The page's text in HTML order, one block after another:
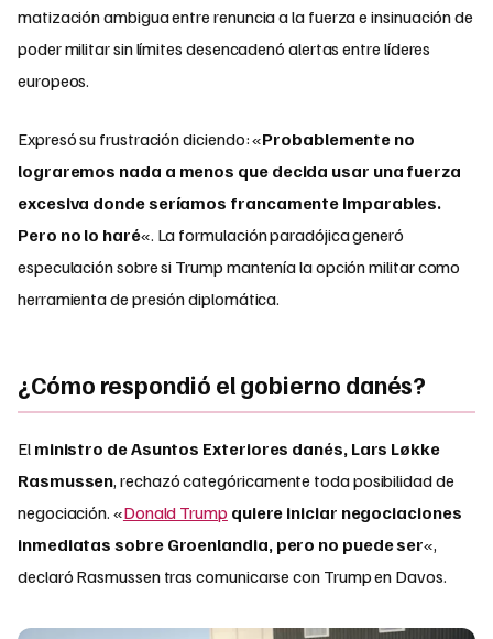
matización ambigua entre renuncia a la fuerza e insinuación de
poder militar sin límites desencadenó alertas entre líderes
europeos.
Expresó su frustración diciendo: «Probablemente no
lograremos nada a menos que decida usar una fuerza
excesiva donde seríamos francamente imparables.
Pero no lo haré«. La formulación paradójica generó
especulación sobre si Trump mantenía la opción militar como
herramienta de presión diplomática.
¿Cómo respondió el gobierno danés?
El ministro de Asuntos Exteriores danés, Lars Løkke
Rasmussen, rechazó categóricamente toda posibilidad de
negociación. «Donald Trump quiere iniciar negociaciones
inmediatas sobre Groenlandia, pero no puede ser«,
declaró Rasmussen tras comunicarse con Trump en Davos.